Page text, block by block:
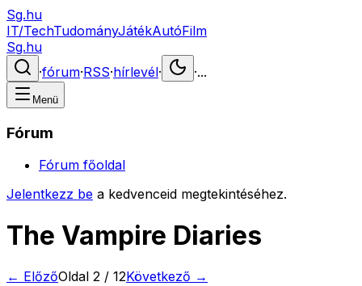
Sg.hu
IT/TechTudományJátékAutóFilm
Sg.hu
·fórum·RSS·hírlevél· ·...
Menü
Fórum
Fórum főoldal
Jelentkezz be a kedvenceid megtekintéséhez.
The Vampire Diaries
← ElőzőOldal 2 / 12Következő →